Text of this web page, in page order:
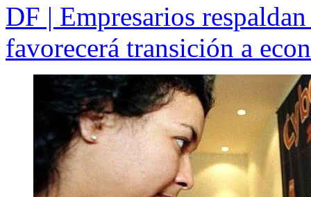
DF | Empresarios
favorecerá transición a